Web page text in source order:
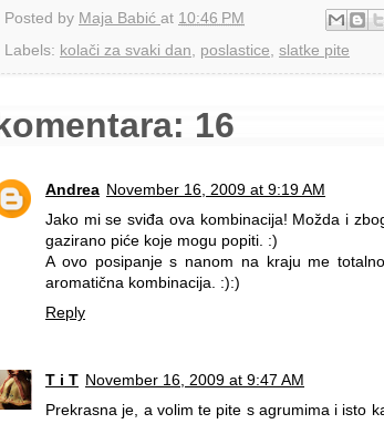
Posted by Maja Babić at 10:46 PM
Labels: kolači za svaki dan poslastice slatke pite
16
Andrea November 16, 2009 at 9:19 AM
Jako mi se sviđa ova kombinacija! Možda i
gazirano piće koje mogu popiti. :)
A ovo posipanje s nanom na kraju me
aromatična kombinacija. :):)
Reply
T i T November 16, 2009 at 9:47 AM
Prekrasna je, a volim te pite s agrumima i isto